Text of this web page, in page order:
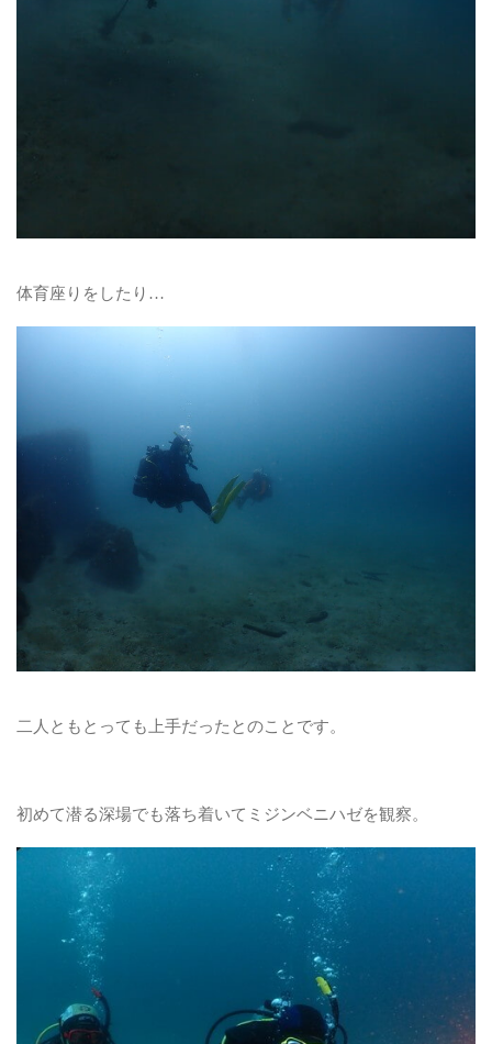
体育座りをしたり…
二人ともとっても上手だったとのことです。
初めて潜る深場でも落ち着いてミジンベニハゼを観察。